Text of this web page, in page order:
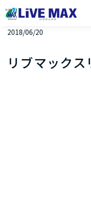
2018/06/20
リブマック